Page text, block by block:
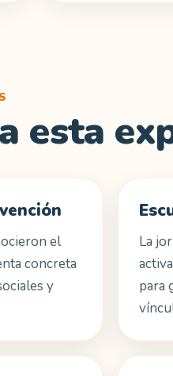
esta
el
concreta
y
La
para